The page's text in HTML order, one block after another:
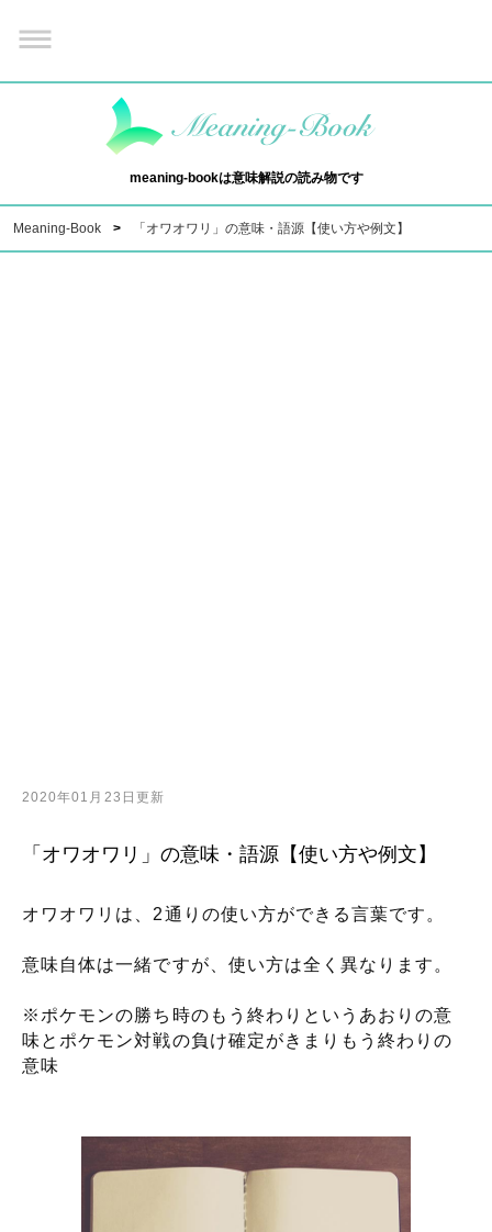
meaning-bookは意味解説の読み物です
Meaning-Book 「オワオワリ」の意味・語源【使い方や例文】
2020年01月23日更新
「オワオワリ」の意味・語源【使い方や例文】
オワオワリは、2通りの使い方ができる言葉です。
意味自体は一緒ですが、使い方は全く異なります。
※ポケモンの勝ち時のもう終わりというあおりの意
味とポケモン対戦の負け確定がきまりもう終わりの
意味